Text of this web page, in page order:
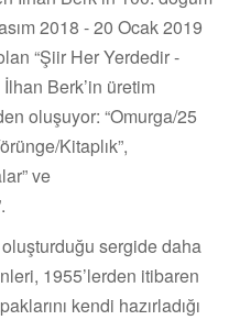
2018 - 20 Ocak 2019
“Şiir Her Yerdedir -
Berk’in üretim
oluşuyor: “Omurga/25
Kitaplık”,
ve
oluşturduğu sergide daha
1955’lerden itibaren
kendi hazırladığı